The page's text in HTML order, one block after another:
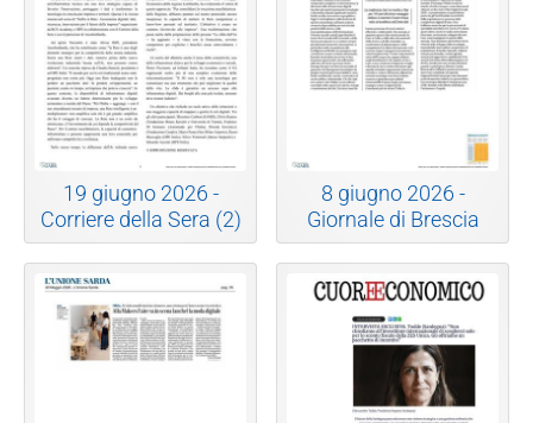
19 giugno 2026 -
Corriere della Sera (2)
8 giugno 2026 -
Giornale di Brescia